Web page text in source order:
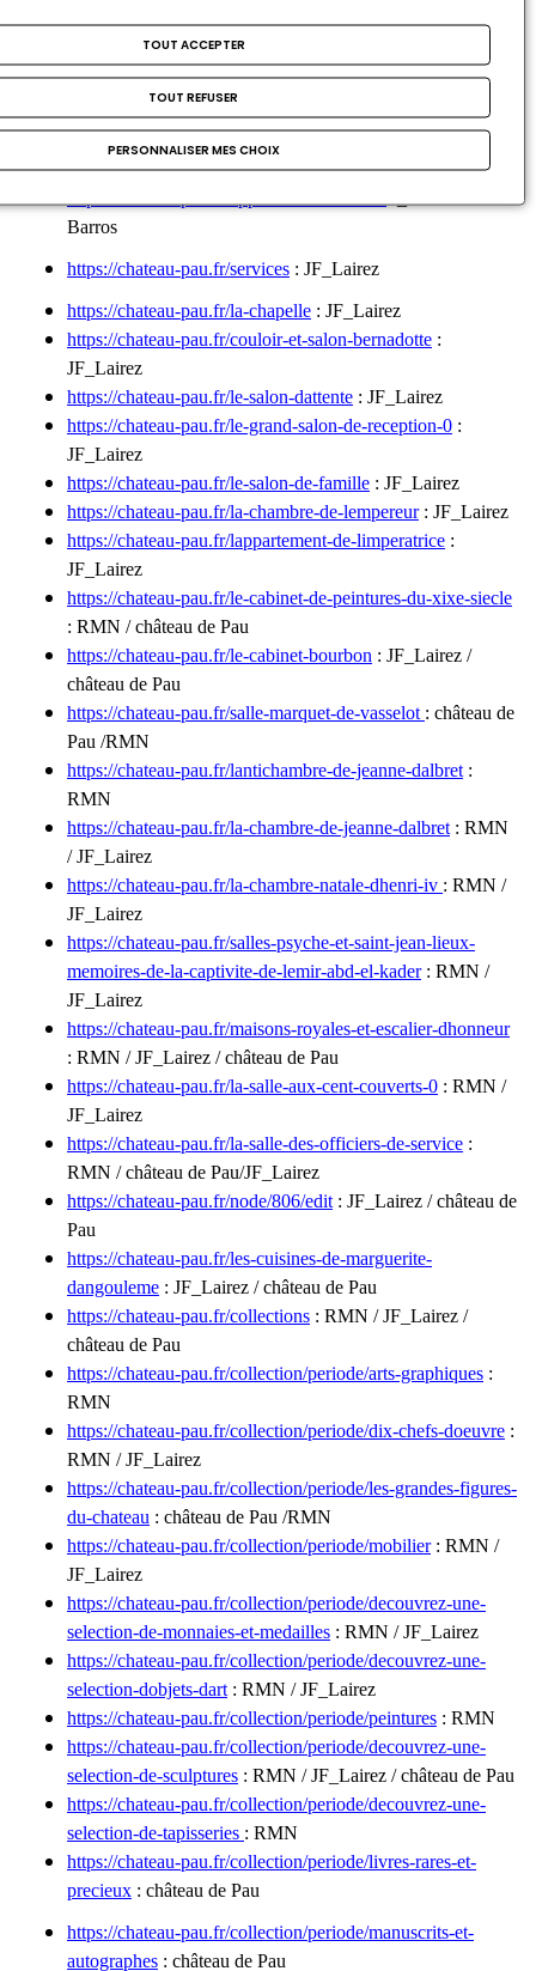
https://chateau-pau.fr/modalites-de-visite: JF_Lairez
https://chateau-pau.fr/tarifs-0: JF_Lairez
https://chateau-pau.fr/acces: JF_Lairez
https://chateau-pau.fr/accessibilite
Barros
https://chateau-pau.fr/services : JF_Lairez
https://chateau-pau.fr/la-chapelle : JF_Lairez
https://chateau-pau.fr/couloir-et-salon-bernadotte :
JF_Lairez
https://chateau-pau.fr/le-salon-dattente : JF_Lairez
https://chateau-pau.fr/le-grand-salon-de-reception-0 :
JF_Lairez
https://chateau-pau.fr/le-salon-de-famille : JF_Lairez
https://chateau-pau.fr/la-chambre-de-lempereur: JF_Lairez
https://chateau-pau.fr/lappartement-de-limperatrice :
JF_Lairez
https://chateau-pau.fr/le-cabinet-de-peintures-du-xixe-siecle
: RMN / château de Pau
https://chateau-pau.fr/le-cabinet-bourbon : JF_Lairez /
château de Pau
https://chateau-pau.fr/salle-marquet-de-vasselot : château de
Pau /RMN
https://chateau-pau.fr/lantichambre-de-jeanne-dalbret :
RMN
https://chateau-pau.fr/la-chambre-de-jeanne-dalbret : RMN
/ JF_Lairez
https://chateau-pau.fr/la-chambre-natale-dhenri-iv : RMN /
JF_Lairez
https://chateau-pau.fr/salles-psyche-et-saint-jean-lieux-
memoires-de-la-captivite-de-lemir-abd-el-kader: RMN /
JF_Lairez
https://chateau-pau.fr/maisons-royales-et-escalier-dhonneur
: RMN / JF_Lairez / château de Pau
https://chateau-pau.fr/la-salle-aux-cent-couverts-0 : RMN /
JF_Lairez
https://chateau-pau.fr/la-salle-des-officiers-de-service :
RMN / château de Pau/JF_Lairez
https://chateau-pau.fr/node/806/edit : JF_Lairez / château de
Pau
https://chateau-pau.fr/les-cuisines-de-marguerite-
dangouleme : JF_Lairez / château de Pau
https://chateau-pau.fr/collections : RMN / JF_Lairez /
château de Pau
https://chateau-pau.fr/collection/periode/arts-graphiques :
RMN
https://chateau-pau.fr/collection/periode/dix-chefs-doeuvre :
RMN / JF_Lairez
https://chateau-pau.fr/collection/periode/les-grandes-figures-
du-chateau : château de Pau /RMN
https://chateau-pau.fr/collection/periode/mobilier: RMN /
JF_Lairez
https://chateau-pau.fr/collection/periode/decouvrez-une-
selection-de-monnaies-et-medailles : RMN / JF_Lairez
https://chateau-pau.fr/collection/periode/decouvrez-une-
selection-dobjets-dart : RMN / JF_Lairez
https://chateau-pau.fr/collection/periode/peintures : RMN
https://chateau-pau.fr/collection/periode/decouvrez-une-
selection-de-sculptures : RMN / JF_Lairez / château de Pau
https://chateau-pau.fr/collection/periode/decouvrez-une-
selection-de-tapisseries : RMN
https://chateau-pau.fr/collection/periode/livres-rares-et-
precieux : château de Pau
https://chateau-pau.fr/collection/periode/manuscrits-et-
autographes : château de Pau
TOUT ACCEPTER
TOUT REFUSER
PERSONNALISER MES CHOIX